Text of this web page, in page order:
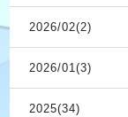
2026/02(2)
2026/01(3)
2025(34)